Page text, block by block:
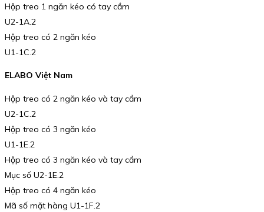
Hộp treo 1 ngăn kéo có tay cầm
U2-1A.2
Hộp treo có 2 ngăn kéo
U1-1C.2
ELABO Việt Nam
Hộp treo có 2 ngăn kéo và tay cầm
U2-1C.2
Hộp treo có 3 ngăn kéo
U1-1E.2
Hộp treo có 3 ngăn kéo và tay cầm
Mục số U2-1E.2
Hộp treo có 4 ngăn kéo
Mã số mặt hàng U1-1F.2